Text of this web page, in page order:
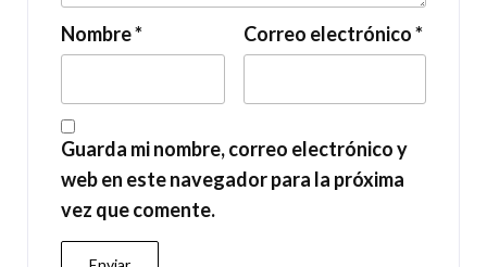
Nombre* Correo electrónico*
Guarda mi nombre, correo electrónico y
web en este navegador para la próxima
vez que comente.